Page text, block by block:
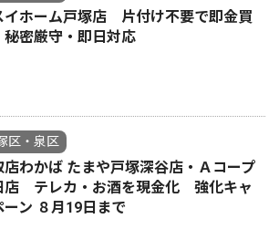
イホーム戸塚店 片付け不要で即金買
密厳守・即日対応
区・泉区
店わかば たまや戸塚深谷店・Ａコープ
店 テレカ・お酒を現金化 強化キャ
ーン ８月19日まで